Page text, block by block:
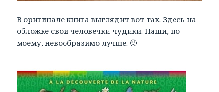
В оригинале книга выглядит вот так. Здесь на
обложке свои человечки-чудики. Наши, по-
моему, невообразимо лучше. 🙂